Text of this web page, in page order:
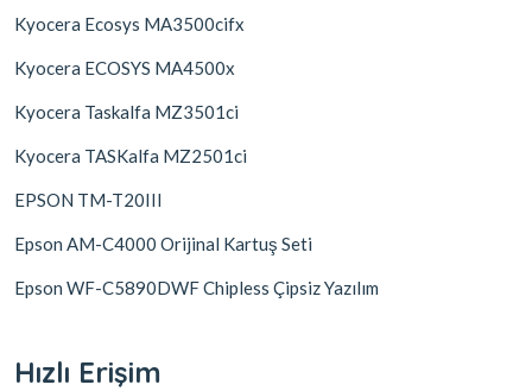
Kyocera Ecosys MA3500cifx
Kyocera ECOSYS MA4500x
Kyocera Taskalfa MZ3501ci
Kyocera TASKalfa MZ2501ci
EPSON TM-T20III
Epson AM-C4000 Orijinal Kartuş Seti
Epson WF-C5890DWF Chipless Çipsiz Yazılım
Hızlı Erişim